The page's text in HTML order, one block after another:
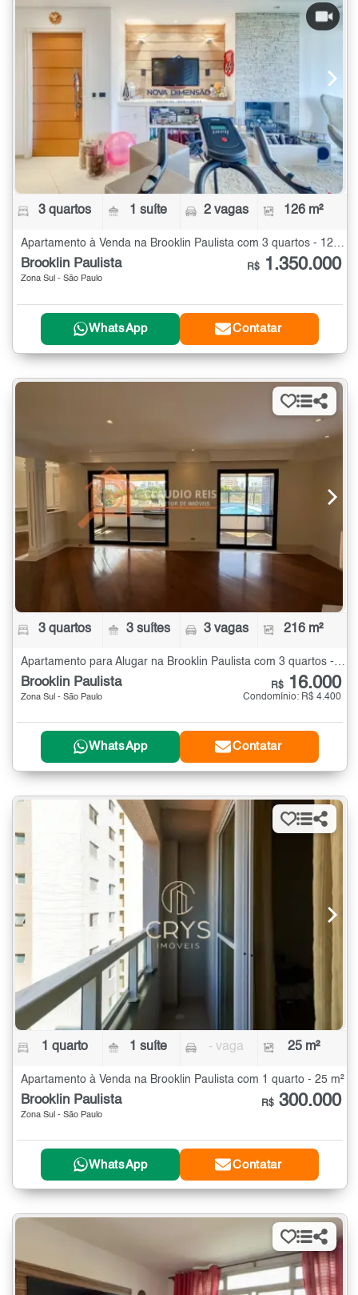
3 quartos 1 suíte 2 vagas 126 m²
Apartamento à Venda na Brooklin Paulista com 3 quartos - 126 m²
Brooklin Paulista
Zona Sul - São Paulo
R$ 1.350.000
WhatsApp Contatar
3 quartos 3 suítes 3 vagas 216 m²
Brooklin Paulista
Zona Sul - São Paulo
R$ 16.000
Condomínio: R$ 4.400
WhatsApp Contatar
1 quarto 1 suíte - vaga 25 m²
Apartamento à Venda na Brooklin Paulista com 1 quarto - 25 m²
Brooklin Paulista
Zona Sul - São Paulo
R$ 300.000
WhatsApp Contatar